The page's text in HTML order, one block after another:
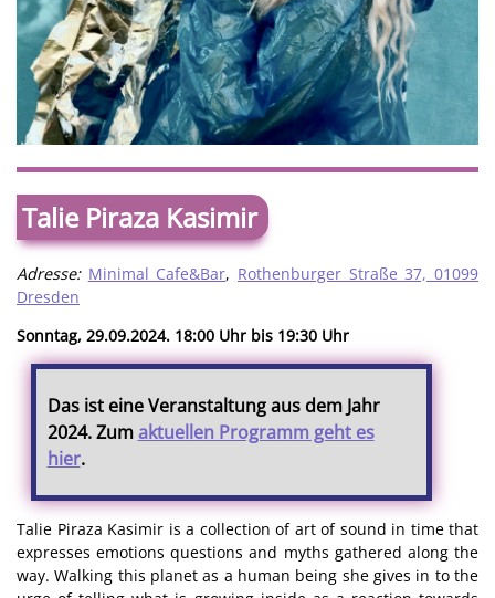
Talie Piraza Kasimir
Adresse: Minimal Cafe&Bar, Rothenburger Straße 37, 01099
Dresden
Sonntag, 29.09.2024. 18:00 Uhr bis 19:30 Uhr
Das ist eine Veranstaltung aus dem Jahr
2024. Zumaktuellen Programm geht es
hier.
Talie Piraza Kasimir is a collection of art of sound in time that
expresses emotions questions and myths gathered along the
way. Walking this planet as a human being she gives in to the